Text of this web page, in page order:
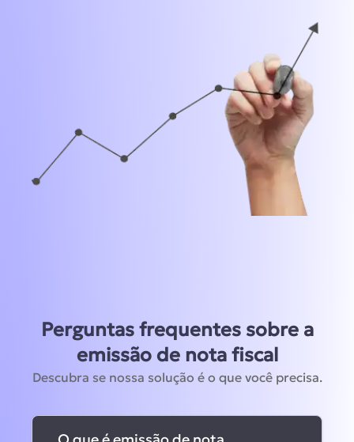
Perguntas frequentes sobre a
emissão de nota fiscal
Descubra se nossa solução é o que você precisa.